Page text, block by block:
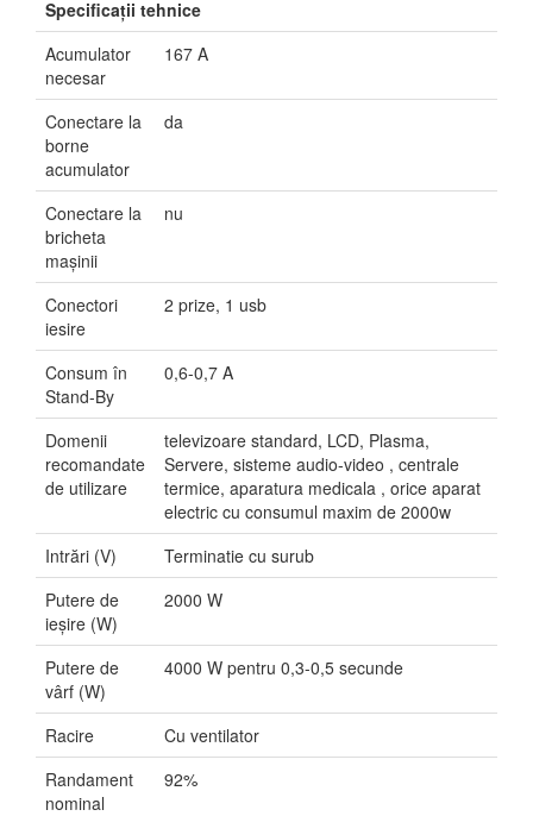
Specificaţii tehnice
Acumulator
necesar
167 A
Conectare la
borne
acumulator
da
Conectare la
bricheta
mașinii
nu
Conectori
iesire
2 prize, 1 usb
Consum în
Stand-By
0,6-0,7 A
Domenii
recomandate
de utilizare
televizoare standard, LCD, Plasma,
Servere, sisteme audio-video , centrale
termice, aparatura medicala , orice aparat
electric cu consumul maxim de 2000w
Intrări (V)
Terminatie cu surub
Putere de
ieșire (W)
2000 W
Putere de
vârf (W)
4000 W pentru 0,3-0,5 secunde
Racire
Cu ventilator
Randament
nominal
92%